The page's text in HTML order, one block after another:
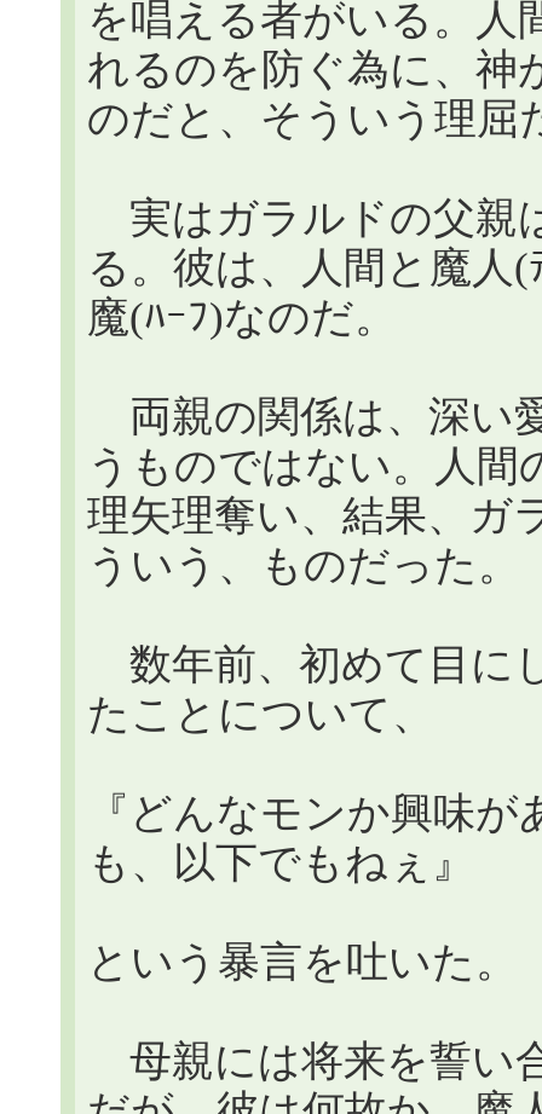
を唱える者がいる。人
れるのを防ぐ為に、神
のだと、そういう理屈
実はガラルドの父親
る。彼は、人間と魔人
魔(ﾊｰﾌ)なのだ。
両親の関係は、深い
うものではない。人間
理矢理奪い、結果、ガ
ういう、ものだった。
数年前、初めて目に
たことについて、
『どんなモンか興味
も、以下でもねぇ』
という暴言を吐いた。
母親には将来を誓い